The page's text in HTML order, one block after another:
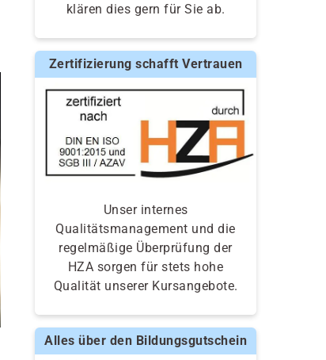
klären dies gern für Sie ab.
Zertifizierung schafft Vertrauen
Unser internes
Qualitätsmanagement und die
regelmäßige Überprüfung der
HZA sorgen für stets hohe
Qualität unserer Kursangebote.
Alles über den Bildungsgutschein